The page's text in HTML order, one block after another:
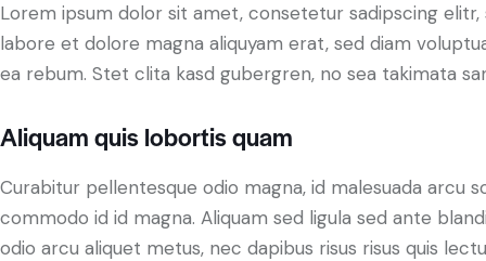
Lorem ipsum dolor sit amet, consetetur sadipscing
labore et dolore magna aliquyam erat, sed diam
ea rebum. Stet clita kasd gubergren, no sea takimata
Aliquam quis lobortis quam
Curabitur pellentesque odio magna, id malesuada arcu
commodo id id magna. Aliquam sed ligula sed ante
odio arcu aliquet metus, nec dapibus risus risus quis